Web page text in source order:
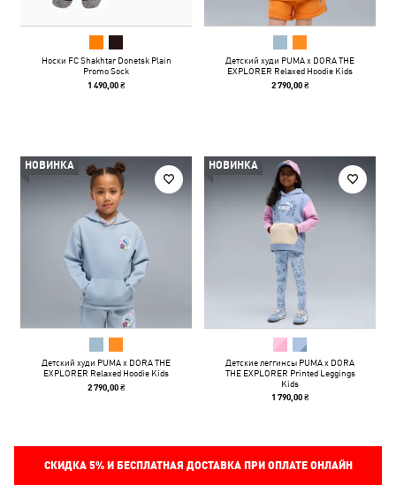
Носки FC Shakhtar Donetsk Plain
Promo Sock
1 490,00 ₴
Детский худи PUMA x DORA THE
EXPLORER Relaxed Hoodie Kids
2 790,00 ₴
НОВИНКА
Детский худи PUMA x DORA THE
EXPLORER Relaxed Hoodie Kids
2 790,00 ₴
НОВИНКА
Детские леггинсы PUMA x DORA
THE EXPLORER Printed Leggings
Kids
1 790,00 ₴
СКИДКА 5%И БЕСПЛАТНАЯ ДОСТАВКА ПРИ ОПЛАТЕ ОНЛАЙН